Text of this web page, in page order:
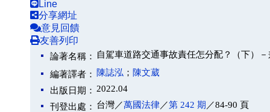
Line
分享網址
意見回饋
友善列印
論著名稱： 自駕車道路交通事故責任怎分配？（下）
編著譯者： 陳誌泓 ； 陳文葳
出版日期： 2022.04
刊登出處： 台灣／萬國法律／第 242 期 ／84-90 頁